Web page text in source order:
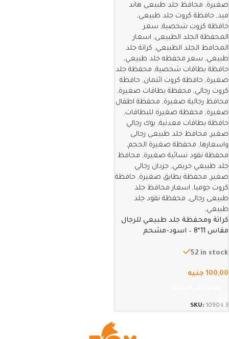
كراتة ومحفظة جلد طبيعي للرجال
مقاس 11*8 – اسود-مشحم
52 in stock
100,00 جنيه
SKU: 10904-3